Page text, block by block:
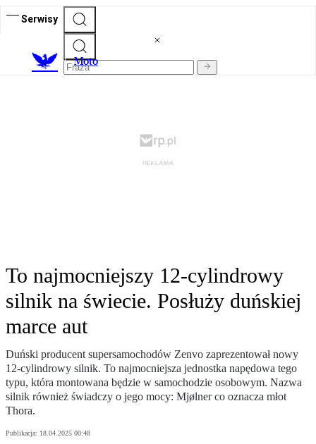
Serwisy
Moto
To najmocniejszy 12-cylindrowy
silnik na świecie. Posłuży duńskiej
marce aut
Duński producent supersamochodów Zenvo zaprezentował nowy
12-cylindrowy silnik. To najmocniejsza jednostka napędowa tego
typu, która montowana będzie w samochodzie osobowym. Nazwa
silnik również świadczy o jego mocy: Mjølner co oznacza młot
Thora.
Publikacja: 18.04.2025 00:48